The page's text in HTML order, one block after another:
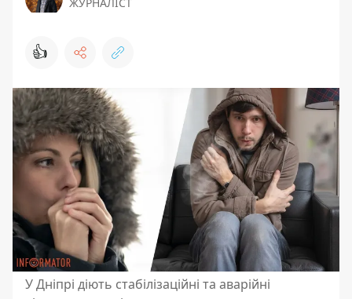
👍
У Дніпрі діють стабілізаційні та аварійні